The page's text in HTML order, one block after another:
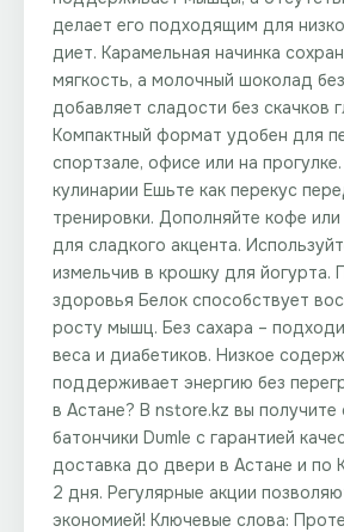
делает его подходящим для
диет. Карамельная начинка
мягкость, а молочный шоколад
добавляет сладости без скачков
Компактный формат удобен для
спортзале, офисе или на
кулинарии Ешьте как перекус
тренировки. Дополняйте кофе
для сладкого акцента.
измельчив в крошку для йогурта.
здоровья Белок способствует
росту мышц. Без сахара –
веса и диабетиков. Низкое
поддерживает энергию без
в Астане? В nstore.kz вы получите
батончики Dumle с гарантией
доставка до двери в Астане и по
2 дня. Регулярные акции
экономией! Ключевые слова: